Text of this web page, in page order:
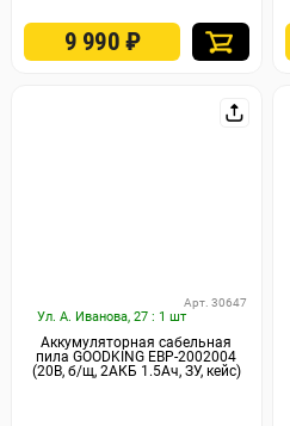
9 990 ₽
Ул. А. Иванова, 27 : 1 шт
Арт. 30647
Аккумуляторная сабельная
пила GOODKING EBP-2002004
(20В, б/щ, 2АКБ 1.5Ач, ЗУ, кейс)